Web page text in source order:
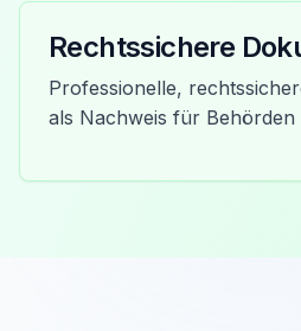
Rechtssichere
Professionelle,
als Nachweis für Behörden